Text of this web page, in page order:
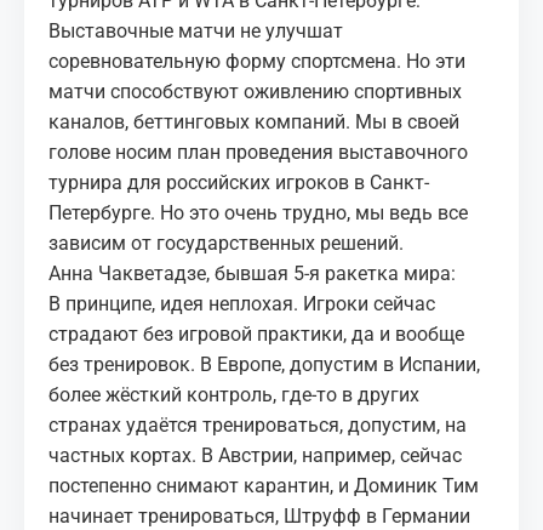
Выставочные матчи не улучшат
соревновательную форму спортсмена. Но эти
матчи способствуют оживлению спортивных
каналов, беттинговых компаний. Мы в своей
голове носим план проведения выставочного
турнира для российских игроков в Санкт-
Петербурге. Но это очень трудно, мы ведь все
зависим от государственных решений.
Анна Чакветадзе, бывшая 5-я ракетка мира:
В принципе, идея неплохая. Игроки сейчас
страдают без игровой практики, да и вообще
без тренировок. В Европе, допустим в Испании,
более жёсткий контроль, где-то в других
странах удаётся тренироваться, допустим, на
частных кортах. В Австрии, например, сейчас
постепенно снимают карантин, и Доминик Тим
начинает тренироваться, Штруфф в Германии